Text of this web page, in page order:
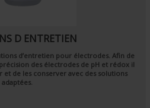
D ENTRETIEN
d’entretien pour électrodes. Afin de
des électrodes de pH et rédox il
et de les conserver avec des solutions
adaptées.